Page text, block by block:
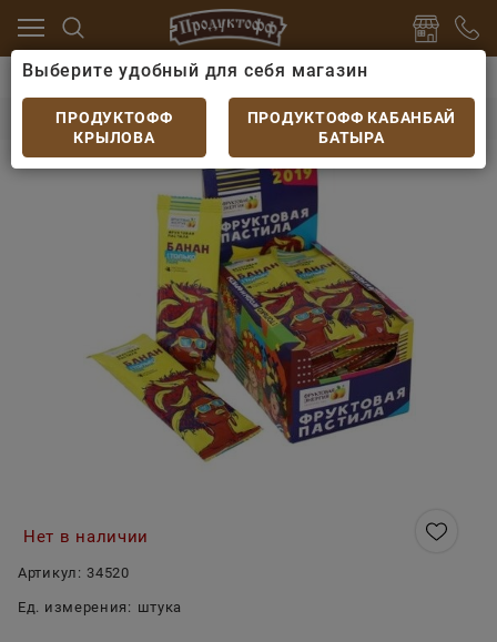
Зефир, мармелад, пастила, сахарная вата
Пастила фруктовая Банан
Нет в наличии
Артикул: 34520
Ед. измерения: штука
Выберите удобный для себя магазин
ПРОДУКТОФФ
КРЫЛОВА
ПРОДУКТОФФ КАБАНБАЙ
БАТЫРА